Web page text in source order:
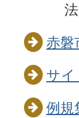
赤磐
サ
例規